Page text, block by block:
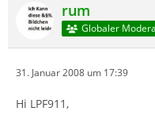
rum
Globaler
31. Januar 2008 um 17:39
Hi LPF911,